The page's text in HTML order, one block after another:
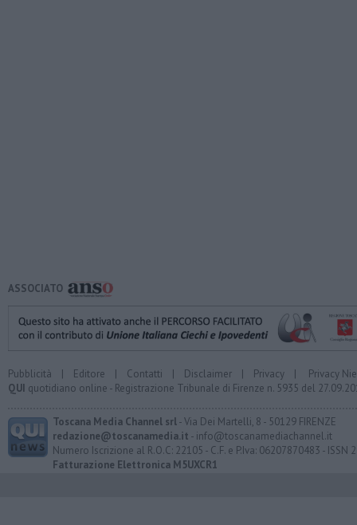
ASSOCIATO
Pubblicità | Editore | Contatti | Disclaimer | Privacy | Privacy
QUI quotidiano online - Registrazione Tribunale di Firenze n. 5935 del
Toscana Media Channel srl- Via Dei Martelli, 8 - 50129 FIRENZE
redazione@toscanamedia.it - info@toscanamediachannel.it
Numero Iscrizione al R.O.C: 22105 - C.F. e P.Iva: 06207870483 - ISSN
Fatturazione Elettronica M5UXCR1